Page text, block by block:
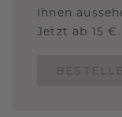
Ihnen
Jetzt ab 15 €.